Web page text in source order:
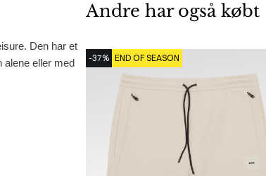
Den har et
alene eller med
Andre har også købt
-37% END OF SEASON